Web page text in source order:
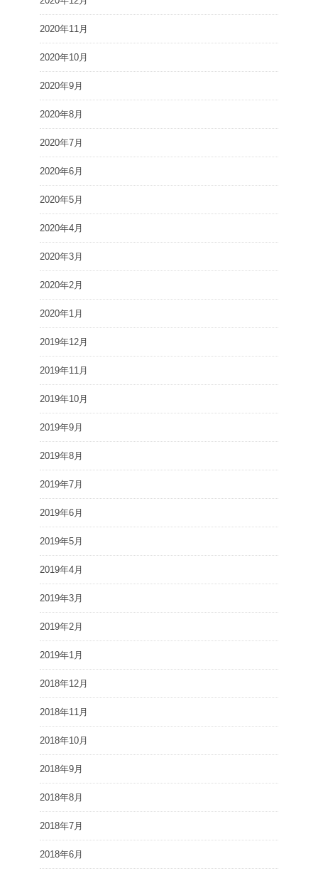
2020年11月
2020年10月
2020年9月
2020年8月
2020年7月
2020年6月
2020年5月
2020年4月
2020年3月
2020年2月
2020年1月
2019年12月
2019年11月
2019年10月
2019年9月
2019年8月
2019年7月
2019年6月
2019年5月
2019年4月
2019年3月
2019年2月
2019年1月
2018年12月
2018年11月
2018年10月
2018年9月
2018年8月
2018年7月
2018年6月